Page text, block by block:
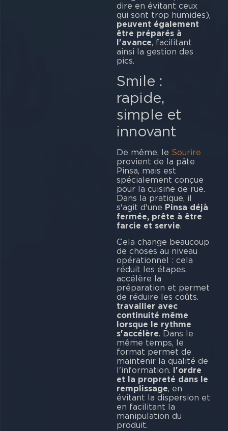
dire en évitant ceux
qui sont trop humides),
peuvent également
être préparés à
l'avance, facilitant
ainsi la gestion des
pics.
Smile :
rapide,
simple et
innovant
De même, le Sourire
provient de la pâte
Pinsa, mais est
spécialement conçue
pour la cuisine de rue.
Dans la pratique, il
s'agit d'une Pinsa déjà
fermée, prête à être
farcie et servie.
Cela change beaucoup
de choses au niveau
opérationnel : cela
réduit les étapes,
accélère la
préparation et permet
de réduire les coûts.
travailler avec
continuité même
lorsque le rythme
s'accélère. Dans le
même temps, le
format permet de
maintenir la qualité de
l'information.
l'ordre
et la propreté dans le
remplissage, en
évitant la dispersion et
en facilitant la
manipulation du
produit.